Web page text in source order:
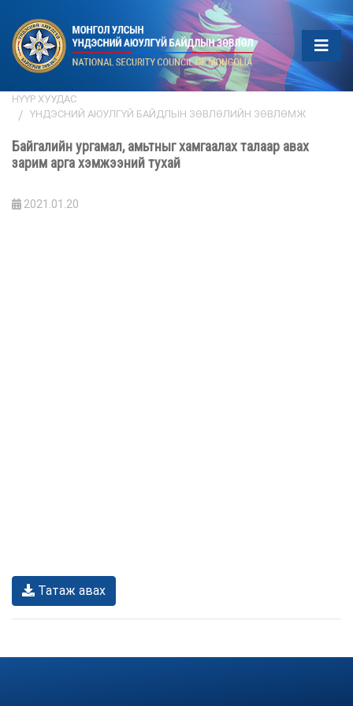
НҮҮР ХУУДАС
ҮНДЭСНИЙ АЮУЛГҮЙ БАЙДЛЫН ЗӨВЛӨЛИЙН ЗӨВЛӨМЖ
Байгалийн ургамал, амьтныг хамгаалах талаар авах
зарим арга хэмжээний тухай
2021.01.20
Татаж авах